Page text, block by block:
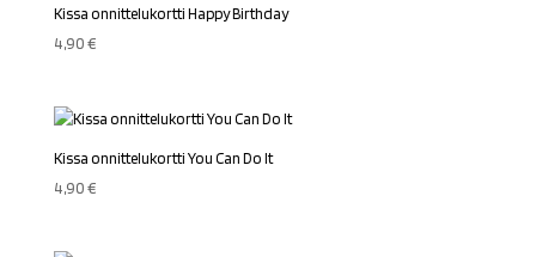
Kissa onnittelukortti Happy Birthday
4,90€
Kissa onnittelukortti You Can Do It
4,90€